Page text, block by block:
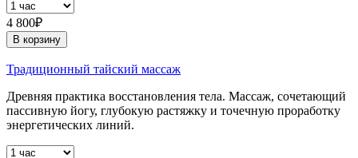
4 800₽
В корзину
Традиционный тайский массаж
Древняя практика восстановления тела. Массаж, сочетающий
пассивную йогу, глубокую растяжку и точечную проработку
энергетических линий.